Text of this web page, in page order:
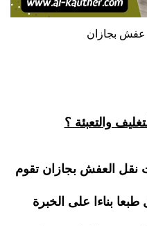
بجازان
والتعبئة ؟
نقل العفش بجازان تقوم
بناءا على الخبرة